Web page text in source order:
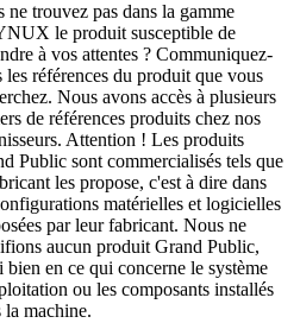
ne trouvez pas dans la gamme
le produit susceptible de
à vos attentes ? Communiquez-
les références du produit que vous
Nous avons accès à plusieurs
de références produits chez nos
Attention ! Les produits
Public sont commercialisés tels que
les propose, c'est à dire dans
matérielles et logicielles
par leur fabricant. Nous ne
aucun produit Grand Public,
bien en ce qui concerne le système
ou les composants installés
la machine.